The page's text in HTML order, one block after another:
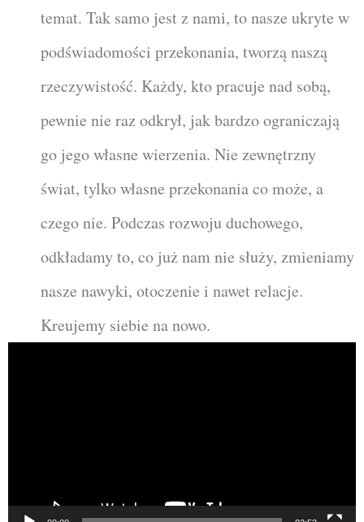
temat. Tak samo jest z nami, to nasze ukryte w
podświadomości przekonania, tworzą naszą
rzeczywistość. Każdy, kto pracuje nad sobą,
pewnie nie raz odkrył, jak bardzo ograniczają
go jego własne wierzenia. Nie zewnętrzny
świat, tylko własne przekonania co może, a
czego nie. Podczas rozwoju duchowego,
odkładamy to, co już nam nie służy, zmieniamy
nasze nawyki, otoczenie i nawet relacje.
Kreujemy siebie na nowo.